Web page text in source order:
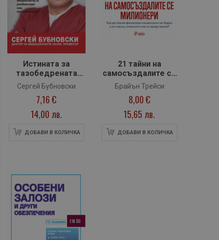
Истината за
тазобедрената
става
Сергей Бубновски
7,16 €
14,00 лв.
ДОБАВИ В КОЛИЧКА
21 тайни на
самосъздалите се
милионери
Брайън Трейси
8,00 €
15,65 лв.
ДОБАВИ В КОЛИЧКА